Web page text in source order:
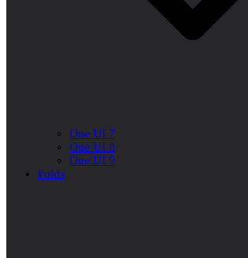
One UI 7
One UI 8
One UI 9
Folds